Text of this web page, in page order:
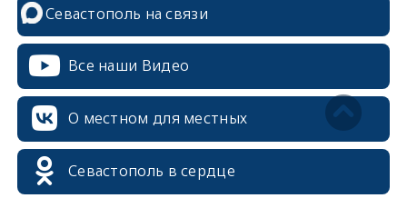
Севастополь на связи
Все наши Видео
О местном для местных
Севастополь в сердце